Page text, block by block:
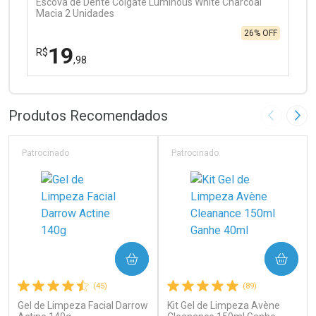
Macia 2 Unidades
R$19,98
26% OFF
Laboratório
Comprar sem Desconto
Por Menos
Comprar sem Desconto
Produtos Recomendados Imagem
(45)
Gel de Limpeza Facial Darrow
Patrocinado
COMPRAR
(89)
Kit Gel de Limpeza Avène
Patrocinado
COMPRAR